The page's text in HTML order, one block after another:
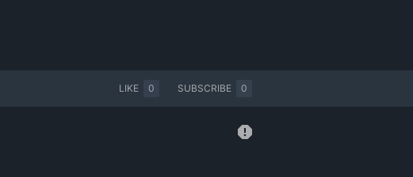
LIKE 0 SUBSCRIBE 0